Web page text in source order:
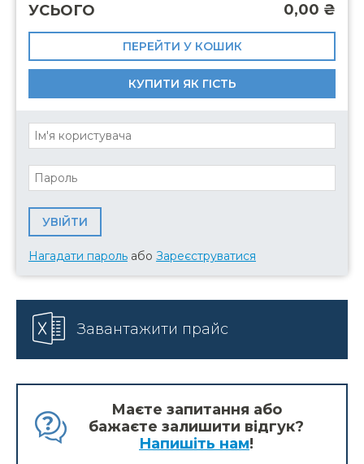
УСЬОГО 0,00 ₴
ПЕРЕЙТИ У КОШИК
КУПИТИ ЯК ГІСТЬ
Нагадати пароль або Зареєструватися
Завантажити прайс
Маєте запитання або
бажаєте залишити відгук?
Напишіть нам!